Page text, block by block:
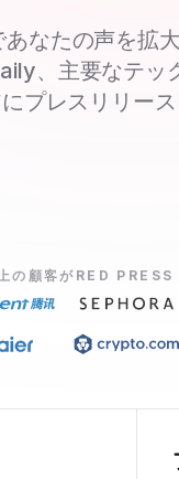
なたの声を拡
、主要なテッ
プレスリリース
顧客がRED PRESS